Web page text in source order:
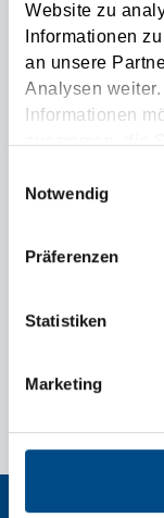
Website zu
Informationen
an unsere
Analysen
Informationen
zusammen, die
gesammelt
Notwendig
Präferenzen
Statistiken
Marketing
City
Company
Country
Phone
Email address